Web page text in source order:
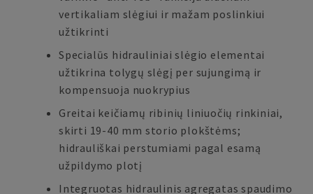
vertikaliam slėgiui ir mažam poslinkiui
užtikrinti
Specialūs hidrauliniai slėgio elementai
užtikrina tolygų slėgį per sujungimą ir
kompensuoja nuokrypius
Greitai keičiamų ribinių liniuočių rinkiniai,
skirti 19-40 mm storio plokštėms;
hidrauliškai perstumiami pagal esamą
užpildymo plotį
Integruotas hidraulinis agregatas spaudimo